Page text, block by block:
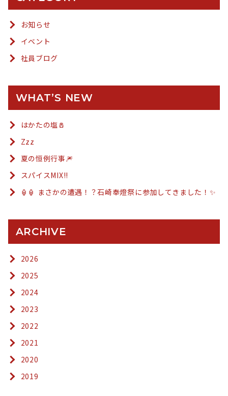
お知らせ
イベント
社員ブログ
WHAT’S NEW
はかたの塩🧂
Zzz
夏の恒例行事🎆
スパイスMIX!!
🏮🏮 まさかの遭遇！？石崎奉燈祭に参加してきました！✨
ARCHIVE
2026
2025
2024
2023
2022
2021
2020
2019